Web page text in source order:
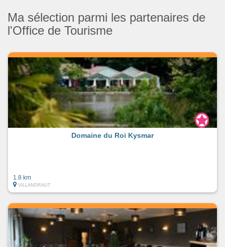
Ma sélection parmi les partenaires de
l'Office de Tourisme
Domaine du Roi Kysmar
1.8 km
VILLANDRAUT